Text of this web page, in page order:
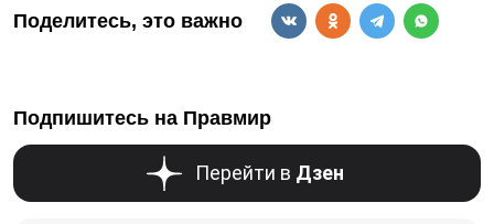
Поделитесь, это важно
Подпишитесь на Правмир
Перейти в Дзен